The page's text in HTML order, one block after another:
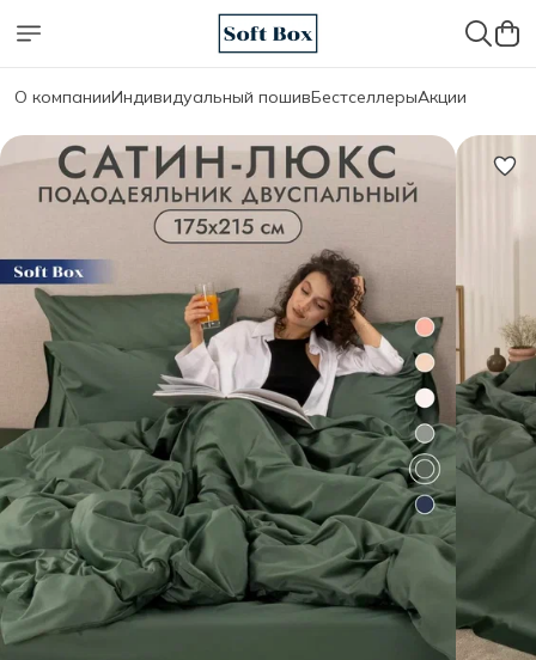
О компанииИндивидуальный пошивБестселлерыАкции